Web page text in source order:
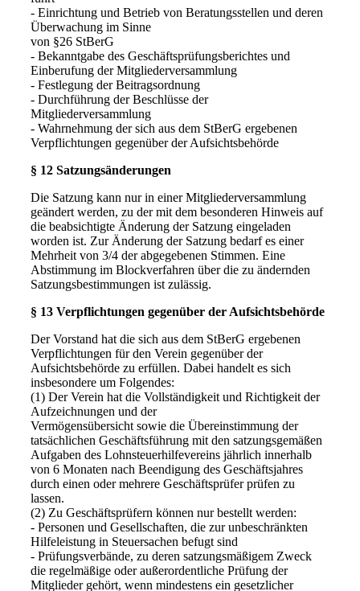
- Einrichtung und Betrieb von Beratungsstellen und deren
Überwachung im Sinne
von §26 StBerG
- Bekanntgabe des Geschäftsprüfungsberichtes und
Einberufung der Mitgliederversammlung
- Festlegung der Beitragsordnung
- Durchführung der Beschlüsse der
Mitgliederversammlung
- Wahrnehmung der sich aus dem StBerG ergebenen
Verpflichtungen gegenüber der Aufsichtsbehörde
§ 12 Satzungsänderungen
Die Satzung kann nur in einer Mitgliederversammlung
geändert werden, zu der mit dem besonderen Hinweis auf
die beabsichtigte Änderung der Satzung eingeladen
worden ist. Zur Änderung der Satzung bedarf es einer
Mehrheit von 3/4 der abgegebenen Stimmen. Eine
Abstimmung im Blockverfahren über die zu ändernden
Satzungsbestimmungen ist zulässig.
§ 13 Verpflichtungen gegenüber der Aufsichtsbehörde
Der Vorstand hat die sich aus dem StBerG ergebenen
Verpflichtungen für den Verein gegenüber der
Aufsichtsbehörde zu erfüllen. Dabei handelt es sich
insbesondere um Folgendes:
(1) Der Verein hat die Vollständigkeit und Richtigkeit der
Aufzeichnungen und der
Vermögensübersicht sowie die Übereinstimmung der
tatsächlichen Geschäftsführung mit den satzungsgemäßen
Aufgaben des Lohnsteuerhilfevereins jährlich innerhalb
von 6 Monaten nach Beendigung des Geschäftsjahres
durch einen oder mehrere Geschäftsprüfer prüfen zu
lassen.
(2) Zu Geschäftsprüfern können nur bestellt werden:
- Personen und Gesellschaften, die zur unbeschränkten
Hilfeleistung in Steuersachen befugt sind
- Prüfungsverbände, zu deren satzungsmäßigem Zweck
die regelmäßige oder außerordentliche Prüfung der
Mitglieder gehört, wenn mindestens ein gesetzlicher